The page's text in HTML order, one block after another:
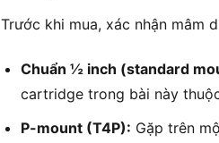
Trước khi mua, xác nhận mâm
Chuẩn ½ inch (standard
cartridge trong bài này
P-mount (T4P): Gặp trên